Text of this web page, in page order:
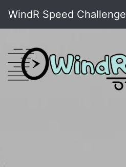
WindR Speed Challenge